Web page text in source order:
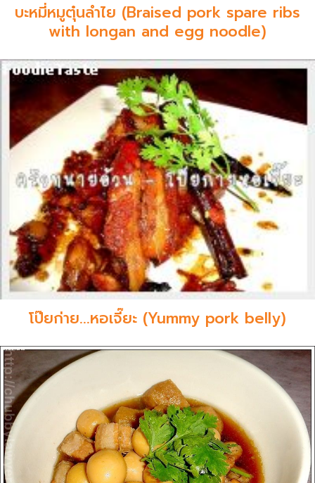
บะหมี่หมูตุ๋นลำไย (Braised pork spare ribs
with longan and egg noodle)
โป๊ยก่าย...หอเจี๊ยะ (Yummy pork belly)